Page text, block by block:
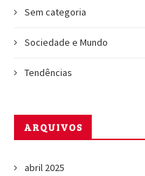
Sem categoria
Sociedade e Mundo
Tendências
ARQUIVOS
abril 2025